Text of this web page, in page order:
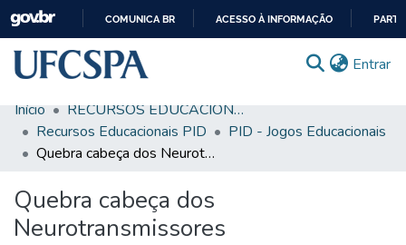
CONTEÚDO
COMUNICA BR ACESSO À INFORMAÇÃO
Entrar
Comunidades & Coleções
Busca Facetada
Estatísticas
Autoarquivamento
Início
RECURSOS EDUCACIONAIS
Recursos Educacionais PID
PID - Jogos Educacionais
Quebra cabeça dos Neurotransmissores
Quebra cabeça dos
Neurotransmissores